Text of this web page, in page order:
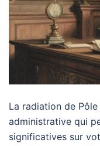
La radiation de
administrative qui
significatives sur